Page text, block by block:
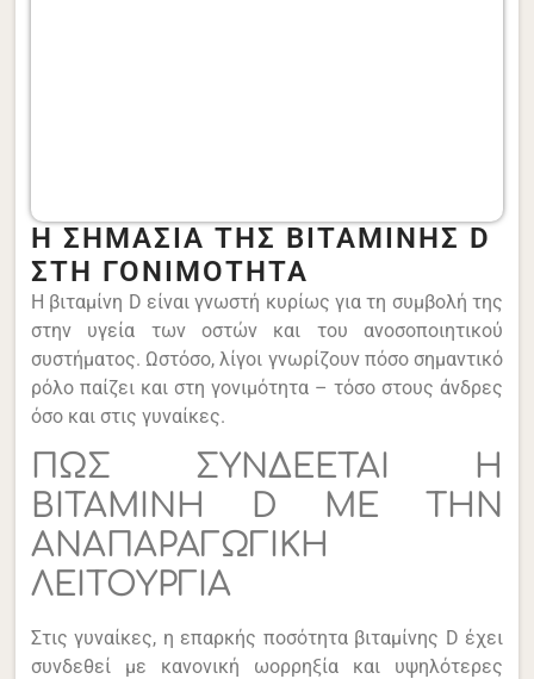
Η ΣΗΜΑΣΙΑ ΤΗΣ ΒΙΤΑΜΙΝΗΣ D
ΣΤΗ ΓΟΝΙΜΟΤΗΤΑ
Η βιταμίνη D είναι γνωστή κυρίως για τη συμβολή της
στην υγεία των οστών και του ανοσοποιητικού
συστήματος. Ωστόσο, λίγοι γνωρίζουν πόσο σημαντικό
ρόλο παίζει και στη γονιμότητα – τόσο στους άνδρες
όσο και στις γυναίκες.
ΠΩΣ ΣΥΝΔΕΕΤΑΙ Η
ΒΙΤΑΜΙΝΗ D ΜΕ ΤΗΝ
ΑΝΑΠΑΡΑΓΩΓΙΚΗ
ΛΕΙΤΟΥΡΓΙΑ
Στις γυναίκες, η επαρκής ποσότητα βιταμίνης D έχει
συνδεθεί με κανονική ωορρηξία και υψηλότερες